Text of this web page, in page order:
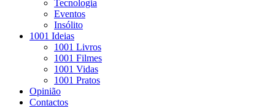
Tecnologia
Eventos
Insólito
1001 Ideias
1001 Livros
1001 Filmes
1001 Vidas
1001 Pratos
Opinião
Contactos